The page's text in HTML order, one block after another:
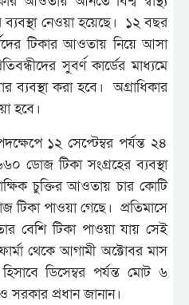
নেওয়া হয়েছে। ১২ বছর
টিকার আওতায় নিয়ে আসা
সুবর্ণ কার্ডের মাধ্যমে
ব্যবস্থা করা হবে। অগ্রাধিকার
হবে।
১২ সেপ্টেম্বর পর্যন্ত ২৪
ডোজ টিকা সংগ্রহের ব্যবস্থা
চুক্তির আওতায় চার কোটি
পাওয়া গেছে। প্রতিমাসে
বেশি টিকা পাওয়া যায় সেই
থেকে আগামী অক্টোবর মাস
ডিসেম্বর পর্যন্ত মোট ৬
সরকার প্রধান জানান।